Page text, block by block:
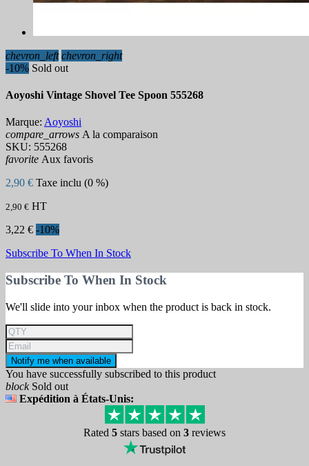
chevron_left chevron_right
-10% Sold out
Aoyoshi Vintage Shovel Tee Spoon 555268
Marque: Aoyoshi
compare_arrows A la comparaison
SKU: 555268
favorite Aux favoris
2,90 € Taxe inclu (0 %)
2,90 € HT
3,22 € -10%
Subscribe To When In Stock
Subscribe To When In Stock
We'll slide into your inbox when the product is back in stock.
Notify me when available
You have successfully subscribed to this product
blockSold out
Expédition à États-Unis:
Rated 5 stars based on 3 reviews